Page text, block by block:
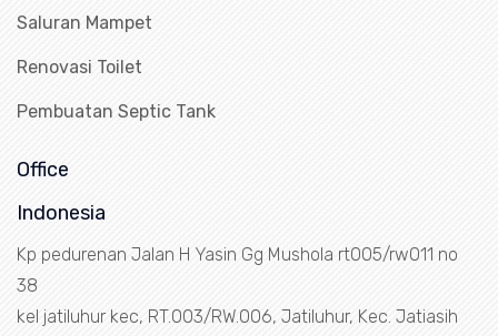
Saluran Mampet
Renovasi Toilet
Pembuatan Septic Tank
Office
Indonesia
Kp pedurenan Jalan H Yasin Gg Mushola rt005/rw011 no
38
kel jatiluhur kec, RT.003/RW.006, Jatiluhur, Kec. Jatiasih